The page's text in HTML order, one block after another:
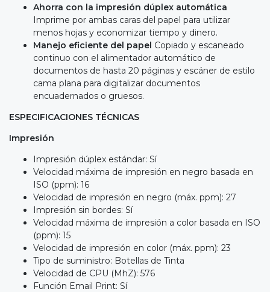
Ahorra con la impresión dúplex automática
Imprime por ambas caras del papel para utilizar
menos hojas y economizar tiempo y dinero.
Manejo eficiente del papel Copiado y escaneado
continuo con el alimentador automático de
documentos de hasta 20 páginas y escáner de estilo
cama plana para digitalizar documentos
encuadernados o gruesos.
ESPECIFICACIONES TÉCNICAS
Impresión
Impresión dúplex estándar: Sí
Velocidad máxima de impresión en negro basada en
ISO (ppm): 16
Velocidad de impresión en negro (máx. ppm): 27
Impresión sin bordes: Sí
Velocidad máxima de impresión a color basada en ISO
(ppm): 15
Velocidad de impresión en color (máx. ppm): 23
Tipo de suministro: Botellas de Tinta
Velocidad de CPU (MhZ): 576
Función Email Print: Sí